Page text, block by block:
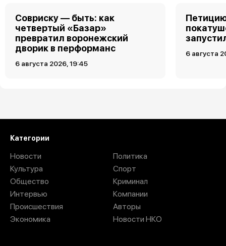
Совриску — быть: как
четвертый «Базар»
превратил воронежский
дворик в перформанс
6 августа 2026, 19:45
6 августа
Категории
Новости
Культура
Общество
Интервью
Происшествия
Экономика
Политика
Спорт
Криминал
Компании
Авторы
Новости НКО